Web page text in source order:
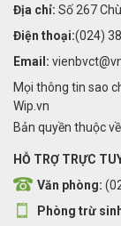
Địa chỉ: Số 267
Điện thoại:(024)
Email:
Mọi thông tin sao
Wip.vn
Bản quyền thuộc
HỖ TRỢ TRỰC
Văn phòng:
Phòng trừ